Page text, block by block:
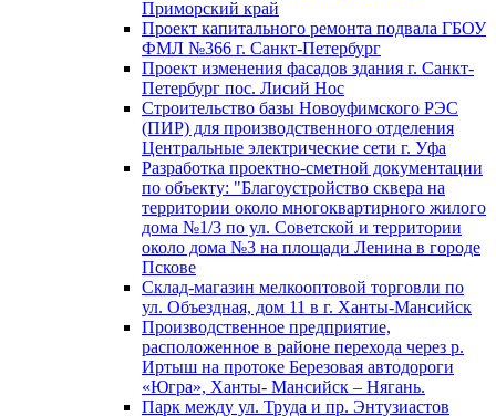
Приморский край
Проект капитального ремонта подвала ГБОУ
ФМЛ №366 г. Санкт-Петербург
Проект изменения фасадов здания г. Санкт-
Петербург пос. Лисий Нос
Строительство базы Новоуфимского РЭС
(ПИР) для производственного отделения
Центральные электрические сети г. Уфа
Разработка проектно-сметной документации
по объекту: "Благоустройство сквера на
территории около многоквартирного жилого
дома №1/3 по ул. Советской и территории
около дома №3 на площади Ленина в городе
Пскове
Склад-магазин мелкооптовой торговли по
ул. Объездная, дом 11 в г. Ханты-Мансийск
Производственное предприятие,
расположенное в районе перехода через р.
Иртыш на протоке Березовая автодороги
«Югра», Ханты- Мансийск – Нягань.
Парк между ул. Труда и пр. Энтузиастов